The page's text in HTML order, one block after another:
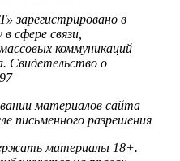
зарегистрировано в
сфере связи,
коммуникаций
Свидетельство о
материалов сайта
письменного разрешения
материалы 18+.